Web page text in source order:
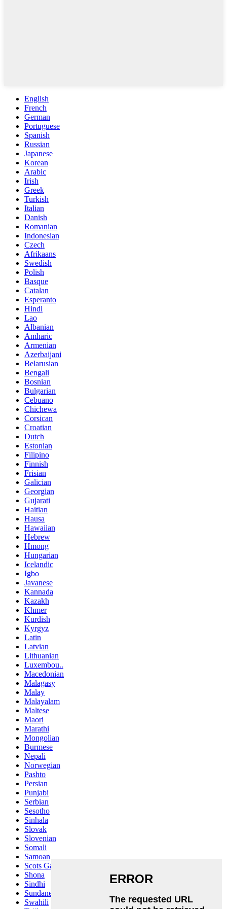
English
French
German
Portuguese
Spanish
Russian
Japanese
Korean
Arabic
Irish
Greek
Turkish
Italian
Danish
Romanian
Indonesian
Czech
Afrikaans
Swedish
Polish
Basque
Catalan
Esperanto
Hindi
Lao
Albanian
Amharic
Armenian
Azerbaijani
Belarusian
Bengali
Bosnian
Bulgarian
Cebuano
Chichewa
Corsican
Croatian
Dutch
Estonian
Filipino
Finnish
Frisian
Galician
Georgian
Gujarati
Haitian
Hausa
Hawaiian
Hebrew
Hmong
Hungarian
Icelandic
Igbo
Javanese
Kannada
Kazakh
Khmer
Kurdish
Kyrgyz
Latin
Latvian
Lithuanian
Luxembou..
Macedonian
Malagasy
Malay
Malayalam
Maltese
Maori
Marathi
Mongolian
Burmese
Nepali
Norwegian
Pashto
Persian
Punjabi
Serbian
Sesotho
Sinhala
Slovak
Slovenian
Somali
Samoan
Scots Gaelic
Shona
Sindhi
Sundanese
Swahili